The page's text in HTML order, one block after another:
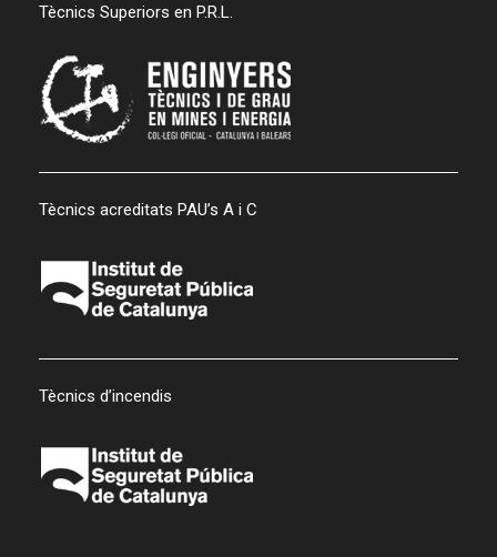
Tècnics Superiors en P.R.L.
Tècnics acreditats PAU’s A i C
Tècnics d’incendis